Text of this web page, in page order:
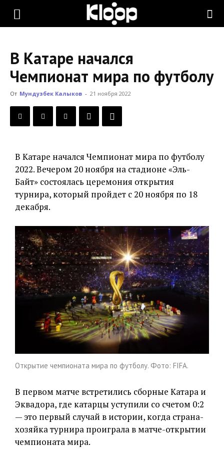
KLOOP.KG
Новости
В Катаре начался
Чемпионат мира по футболу
От Мундузбек Калыков - 21 ноября 2022
В Катаре начался Чемпионат мира по футболу
2022. Вечером 20 ноября на стадионе «Эль-
Байт» состоялась церемония открытия
турнира, который пройдет с 20 ноября по 18
декабря.
Открытие чемпионата мира по футболу. Фото: FIFA.
В первом матче встретились сборные Катара и
Эквадора, где катарцы уступили со счетом 0:2
— это первый случай в истории, когда страна-
хозяйка турнира проиграла в матче-открытии
чемпионата мира.